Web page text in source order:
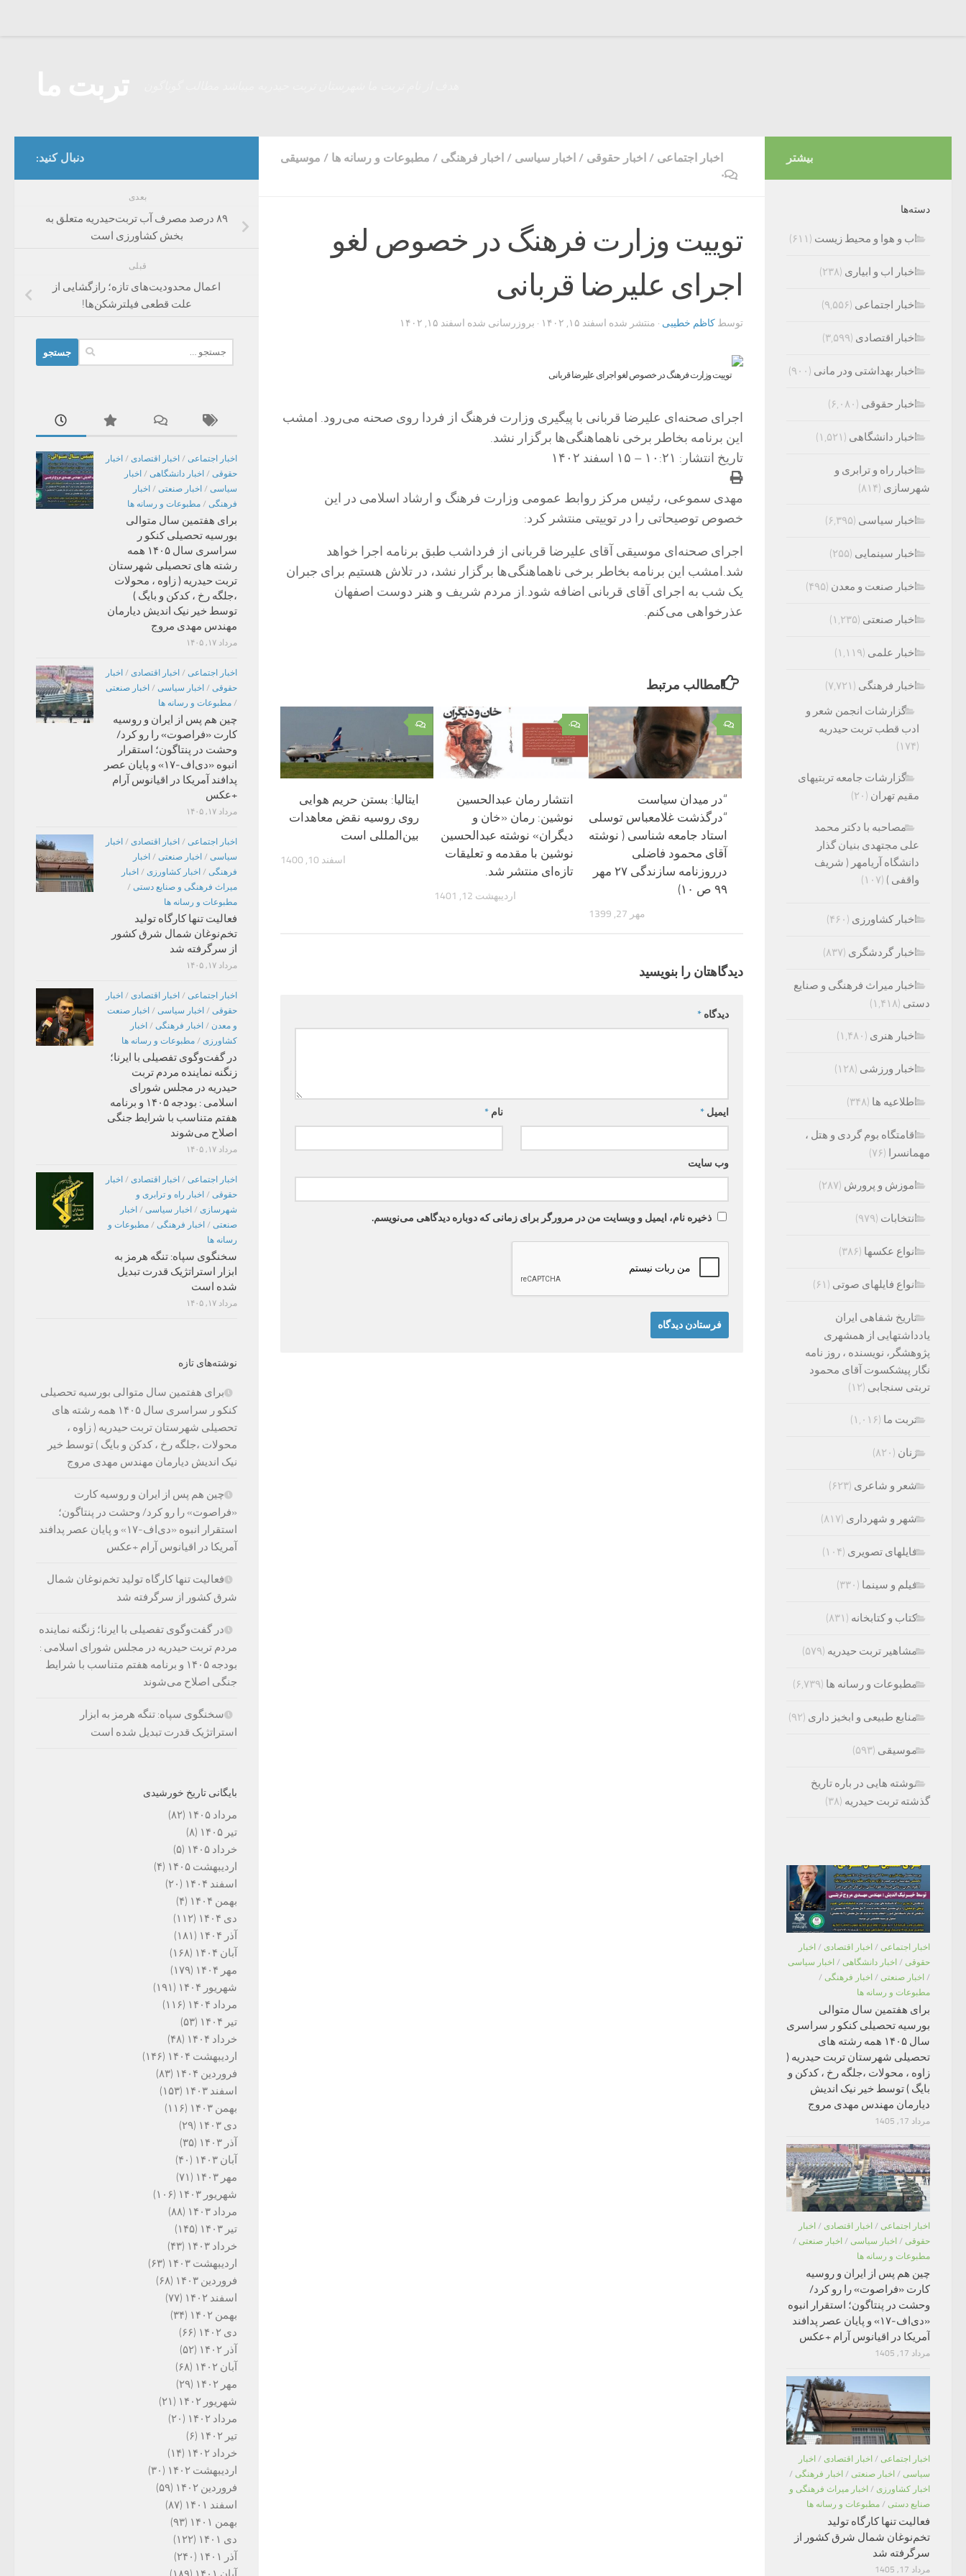
اخبار اجتماعی / اخبار حقوقی / اخبار سیاسی / اخبار فرهنگی / مطبوعات و رسانه ها / موسیقی
۰
توییت وزارت فرهنگ در خصوص لغو
اجرای علیرضا قربانی
توسط کاظم خطیبی · منتشر شده اسفند ۱۵, ۱۴۰۲ · بروزرسانی شده اسفند ۱۵, ۱۴۰۲
اجرای صحنه‌ای علیرضا قربانی با پیگیری وزارت فرهنگ از فردا روی صحنه می‌رود. امشب
این برنامه بخاطر برخی ناهماهنگی‌ها برگزار نشد.
تاریخ انتشار: ۱۰:۲۱ – ۱۵ اسفند ۱۴۰۲
مهدی سموعی، رئیس مرکز روابط عمومی وزارت فرهنگ و ارشاد اسلامی در این
خصوص توصیحاتی را در توییتی منتشر کرد:
اجرای صحنه‌ای موسیقی آقای علیرضا قربانی از فرداشب طبق برنامه اجرا خواهد
شد.امشب این برنامه بخاطر برخی ناهماهنگی‌ها برگزار نشد، در تلاش هستیم برای جبران
یک شب به اجرای آقای قربانی اضافه شود.از مردم شریف و هنر دوست اصفهان
عذرخواهی می‌کنم.
مطالب مرتبط
۰
ایتالیا: بستن حریم هوایی
روی روسیه نقض معاهدات
بین‌المللی است
اسفند 10, 1400
۰
انتشار رمان عبدالحسین
نوشین: رمان «خان و
دیگران» نوشته عبدالحسین
نوشین با مقدمه و تعلیقات
تازه‌ای منتشر شد.
اردیبهشت 12, 1401
۰
“در میدان سیاست
“درگذشت غلامعباس توسلی
استاد جامعه شناسی ( نوشته
آقای محمود فاضلی
درروزنامه سازندگی ۲۷ مهر
۹۹ ص ۱۰)
مهر 27, 1399
دیدگاهتان را بنویسید
دیدگاه *
نام* ایمیل *
وب‌ سایت
ذخیره نام، ایمیل و وبسایت من در مرورگر برای زمانی که دوباره دیدگاهی می‌نویسم.
دنبال کنید:
بعدی
۸۹ درصد مصرف آب تربت‌حیدریه متعلق به
بخش کشاورزی است
قبلی
اعمال محدودیت‌های تازه؛ رازگشایی از
علت قطعی فیلترشکن‌ها!
برای:
اخبار اجتماعی / اخبار اقتصادی / اخبار
حقوقی / اخبار دانشگاهی / اخبار
سیاسی / اخبار صنعتی / اخبار
فرهنگی / مطبوعات و رسانه ها
برای هفتمین سال متوالی
بورسیه تحصیلی کنکو ر
سراسری سال ۱۴۰۵ همه
رشته های تحصیلی شهرستان
تربت حیدریه ( زاوه ، محولات
،جلگه رخ ، کدکن و بایگ )
توسط خیر نیک اندیش دیارمان
مهندس مهدی مروج
مرداد ۱۷, ۱۴۰۵
اخبار اجتماعی / اخبار اقتصادی / اخبار
حقوقی / اخبار سیاسی / اخبار صنعتی
/ مطبوعات و رسانه ها
چین هم پس از ایران و روسیه
کارت «فراصوت» را رو کرد/
وحشت در پنتاگون؛ استقرار
انبوه «دی‌اف‑۱۷» و پایان عصر
پدافند آمریکا در اقیانوس آرام
+عکس
مرداد ۱۷, ۱۴۰۵
اخبار اجتماعی / اخبار اقتصادی / اخبار
سیاسی / اخبار صنعتی / اخبار
فرهنگی / اخبار کشاورزی / اخبار
میراث فرهنگی و صنایع دستی /
مطبوعات و رسانه ها
فعالیت تنها کارگاه تولید
تخم‌نوغان شمال شرق کشور
از سرگرفته شد
مرداد ۱۷, ۱۴۰۵
اخبار اجتماعی / اخبار اقتصادی / اخبار
حقوقی / اخبار سیاسی / اخبار صنعت
و معدن / اخبار فرهنگی / اخبار
کشاورزی / مطبوعات و رسانه ها
در گفت‌وگوی تفصیلی با ایرنا؛
زنگنه نماینده مردم تربت
حیدریه در مجلس شورای
اسلامی : بودجه ۱۴۰۵ و برنامه
هفتم متناسب با شرایط جنگی
اصلاح می‌شوند
مرداد ۱۷, ۱۴۰۵
اخبار اجتماعی / اخبار اقتصادی / اخبار
حقوقی / اخبار راه و ترابری و
شهرسازی / اخبار سیاسی / اخبار
صنعتی / اخبار فرهنگی / مطبوعات و
رسانه ها
سخنگوی سپاه: تنگه هرمز به
ابزار استراتژیک قدرت تبدیل
شده است
مرداد ۱۷, ۱۴۰۵
نوشته‌های تازه
برای هفتمین سال متوالی بورسیه تحصیلی
کنکو ر سراسری سال ۱۴۰۵ همه رشته های
تحصیلی شهرستان تربت حیدریه ( زاوه ،
محولات ،جلگه رخ ، کدکن و بایگ ) توسط خیر
نیک اندیش دیارمان مهندس مهدی مروج
چین هم پس از ایران و روسیه کارت
«فراصوت» را رو کرد/ وحشت در پنتاگون؛
استقرار انبوه «دی‌اف‑۱۷» و پایان عصر پدافند
آمریکا در اقیانوس آرام +عکس
فعالیت تنها کارگاه تولید تخم‌نوغان شمال
شرق کشور از سرگرفته شد
در گفت‌وگوی تفصیلی با ایرنا؛ زنگنه نماینده
مردم تربت حیدریه در مجلس شورای اسلامی :
بودجه ۱۴۰۵ و برنامه هفتم متناسب با شرایط
جنگی اصلاح می‌شوند
سخنگوی سپاه: تنگه هرمز به ابزار
استراتژیک قدرت تبدیل شده است
بایگانی تاریخ خورشیدی
مرداد ۱۴۰۵
(۸۲)
تیر ۱۴۰۵
(۸)
خرداد ۱۴۰۵
(۵)
اردیبهشت ۱۴۰۵
(۴)
اسفند ۱۴۰۴
(۲۰)
بهمن ۱۴۰۴
(۴)
دی ۱۴۰۴
(۱۱۲)
آذر ۱۴۰۴
(۱۸۱)
آبان ۱۴۰۴
(۱۶۸)
مهر ۱۴۰۴
(۱۷۹)
شهریور ۱۴۰۴
(۱۹۱)
مرداد ۱۴۰۴
(۱۱۶)
تیر ۱۴۰۴
(۵۳)
خرداد ۱۴۰۴
(۴۸)
اردیبهشت ۱۴۰۴
(۱۴۶)
فروردین ۱۴۰۴
(۸۳)
اسفند ۱۴۰۳
(۱۵۳)
بهمن ۱۴۰۳
(۱۱۶)
دی ۱۴۰۳
(۲۹)
آذر ۱۴۰۳
(۳۵)
آبان ۱۴۰۳
(۴۰)
مهر ۱۴۰۳
(۷۱)
شهریور ۱۴۰۳
(۱۰۶)
مرداد ۱۴۰۳
(۸۸)
تیر ۱۴۰۳
(۱۴۵)
خرداد ۱۴۰۳
(۴۳)
اردیبهشت ۱۴۰۳
(۶۳)
فروردین ۱۴۰۳
(۶۸)
اسفند ۱۴۰۲
(۷۷)
بهمن ۱۴۰۲
(۳۴)
دی ۱۴۰۲
(۶۶)
آذر ۱۴۰۲
(۵۲)
آبان ۱۴۰۲
(۶۸)
مهر ۱۴۰۲
(۲۹)
شهریور ۱۴۰۲
(۲۱)
مرداد ۱۴۰۲
(۲۰)
تیر ۱۴۰۲
(۶)
خرداد ۱۴۰۲
(۱۴)
اردیبهشت ۱۴۰۲
(۳۰)
فروردین ۱۴۰۲
(۵۹)
اسفند ۱۴۰۱
(۸۷)
بهمن ۱۴۰۱
(۹۳)
دی ۱۴۰۱
(۱۲۲)
آذر ۱۴۰۱
(۲۴۰)
بیشتر
دسته‌ها
اب و هوا و محیط زیست (۶۱۱)
اخبار اب و ابیاری (۲۳۸)
اخبار اجتماعی (۹,۵۵۶)
اخبار اقتصادی (۳,۵۹۹)
اخبار بهداشتی ودر مانی (۹۰۰)
اخبار حقوقی (۶,۰۸۰)
اخبار دانشگاهی (۱,۵۲۱)
اخبار راه و ترابری و
شهرسازی (۸۱۴)
اخبار سیاسی (۶,۳۹۵)
اخبار سینمایی (۲۵۵)
اخبار صنعت و معدن (۴۹۵)
اخبار صنعتی (۱,۲۳۵)
اخبار علمی (۱,۱۱۹)
اخبار فرهنگی (۷,۷۲۱)
گزارشات انجمن شعر و
ادب قطب تربت حیدریه
(۱۷۴)
گزارشات جامعه تربتیهای
مقیم تهران (۲۰)
مصاحبه با دکتر محمد
علی مجتهدی بنیان گذار
دانشگاه آریامهر ( شریف
واقفی ) (۱۰۷)
اخبار کشاورزی (۴۶۰)
اخبار گردشگری (۸۳۷)
اخبار میراث فرهنگی و صنایع
دستی (۱,۴۱۸)
اخبار هنری (۱,۴۸۰)
اخبار ورزشی (۱۲۸)
اطلاعیه ها (۳۴۸)
اقامتگاه بوم گردی و هتل ،
مهمانسرا (۷۶)
اموزش و پرورش (۲۸۷)
انتخابات (۹۷۹)
انواع عکسها (۳۸۶)
انواع فایلهای صوتی (۶۱)
تاریخ شفاهی ایران
یادداشتهایی از همشهری
پژوهشگر، نویسنده ، روز نامه
نگار پیشکسوت آقای محمود
تربتی سنجابی (۱۲)
تربت ما (۱,۰۱۶)
زنان (۸۲۰)
شعر و شاعری (۶۲۳)
شهر و شهرداری (۸۱۷)
فایلهای تصویری (۱۰۴)
فیلم و سینما (۳۳۰)
کتاب و کتابخانه (۸۳۱)
مشاهیر تربت حیدریه (۵۷۹)
مطبوعات و رسانه ها (۶,۷۳۹)
منابع طبیعی و ابخیز داری (۹۲)
موسیقی (۵۹۳)
نوشته هایی در باره تاریخ
گذشته تربت حیدریه (۳۸)
اخبار اجتماعی / اخبار اقتصادی / اخبار
حقوقی / اخبار دانشگاهی / اخبار سیاسی
/ اخبار صنعتی / اخبار فرهنگی /
مطبوعات و رسانه ها
برای هفتمین سال متوالی
بورسیه تحصیلی کنکو ر سراسری
سال ۱۴۰۵ همه رشته های
تحصیلی شهرستان تربت حیدریه (
زاوه ، محولات ،جلگه رخ ، کدکن و
بایگ ) توسط خیر نیک اندیش
دیارمان مهندس مهدی مروج
مرداد 17, 1405
اخبار اجتماعی / اخبار اقتصادی / اخبار
حقوقی / اخبار سیاسی / اخبار صنعتی /
مطبوعات و رسانه ها
چین هم پس از ایران و روسیه
کارت «فراصوت» را رو کرد/
وحشت در پنتاگون؛ استقرار انبوه
«دی‌اف‑۱۷» و پایان عصر پدافند
آمریکا در اقیانوس آرام +عکس
مرداد 17, 1405
اخبار اجتماعی / اخبار اقتصادی / اخبار
سیاسی / اخبار صنعتی / اخبار فرهنگی /
اخبار کشاورزی / اخبار میراث فرهنگی و
صنایع دستی / مطبوعات و رسانه ها
فعالیت تنها کارگاه تولید
تخم‌نوغان شمال شرق کشور از
سرگرفته شد
مرداد 17, 1405